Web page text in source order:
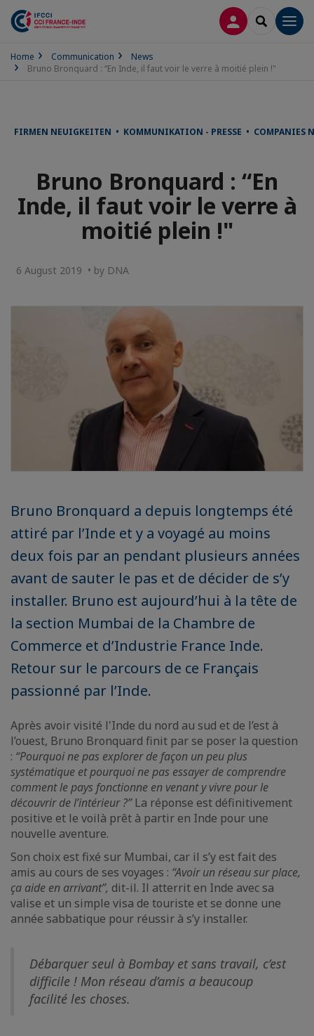
LOG INSEARCH
Home Communication
News
Bruno Bronquard : “En Inde, il faut voir le verre à moitié plein !"
FIRMEN NEUIGKEITEN • KOMMUNIKATION - PRESSE • COMPANIES
Bruno Bronquard : “En
Inde, il faut voir le verre à
moitié plein !"
6 August 2019 • by DNA
Bruno Bronquard a depuis longtemps été
attiré par l’Inde et y a voyagé au moins
deux fois par an pendant plusieurs années
avant de sauter le pas et de décider de s’y
installer. Bruno est aujourd’hui à la tête de
la section Mumbai de la Chambre de
Commerce et d’Industrie France Inde.
Retour sur le parcours de ce Français
passionné par l’Inde.
Après avoir visité l'Inde du nord au sud et de l’est à
l’ouest, Bruno Bronquard finit par se poser la question
: “Pourquoi ne pas explorer de façon un peu plus
systématique et pourquoi ne pas essayer de comprendre
comment le pays fonctionne en venant y vivre pour le
découvrir de l’intérieur ?”La réponse est définitivement
positive et le voilà prêt à partir en Inde pour une
nouvelle aventure.
Son choix est fixé sur Mumbai, car il s’y est fait des
amis au cours de ses voyages : “Avoir un réseau sur place,
ça aide en arrivant”, dit-il. Il atterrit en Inde avec sa
valise et un simple visa de touriste et se donne une
année sabbatique pour réussir à s’y installer.
Débarquer seul à Bombay et sans travail, c’est
difficile ! Mon réseau d’amis a beaucoup
facilité les choses.